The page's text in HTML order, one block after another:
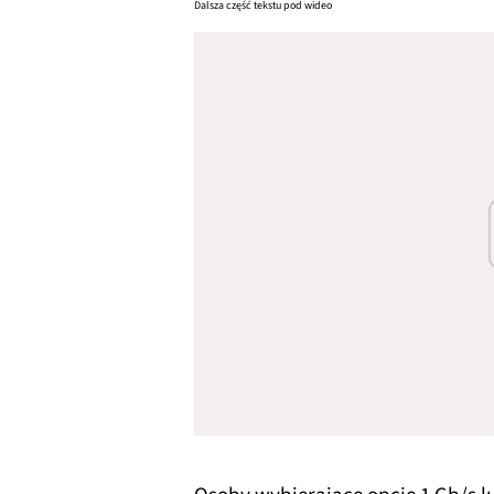
Dalsza część tekstu pod wideo